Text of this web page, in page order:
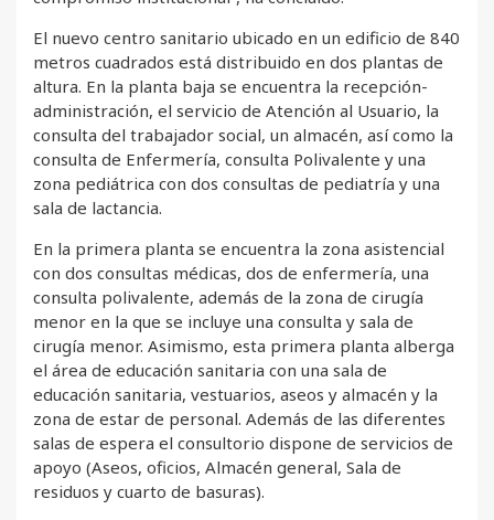
El nuevo centro sanitario ubicado en un edificio de 840
metros cuadrados está distribuido en dos plantas de
altura. En la planta baja se encuentra la recepción-
administración, el servicio de Atención al Usuario, la
consulta del trabajador social, un almacén, así como la
consulta de Enfermería, consulta Polivalente y una
zona pediátrica con dos consultas de pediatría y una
sala de lactancia.
En la primera planta se encuentra la zona asistencial
con dos consultas médicas, dos de enfermería, una
consulta polivalente, además de la zona de cirugía
menor en la que se incluye una consulta y sala de
cirugía menor. Asimismo, esta primera planta alberga
el área de educación sanitaria con una sala de
educación sanitaria, vestuarios, aseos y almacén y la
zona de estar de personal. Además de las diferentes
salas de espera el consultorio dispone de servicios de
apoyo (Aseos, oficios, Almacén general, Sala de
residuos y cuarto de basuras).